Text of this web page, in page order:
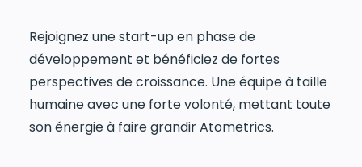
Rejoignez une start-up en phase de
développement et bénéficiez de fortes
perspectives de croissance. Une équipe à taille
humaine avec une forte volonté, mettant toute
son énergie à faire grandir Atometrics.